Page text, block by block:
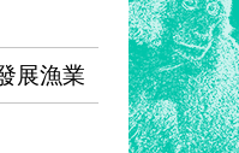
展漁業